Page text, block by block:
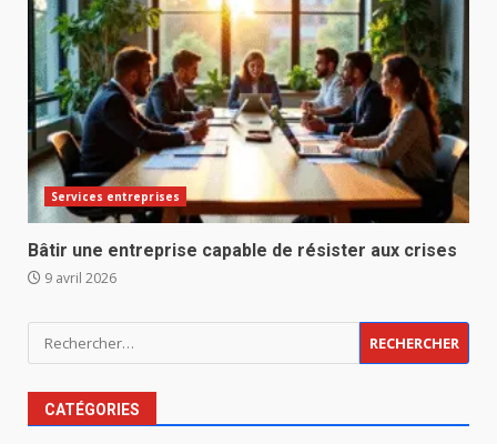
Services entreprises
Bâtir une entreprise capable de résister aux crises
9 avril 2026
Rechercher :
CATÉGORIES